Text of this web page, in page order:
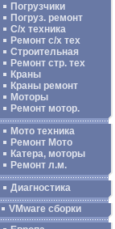
Погрузчики
Погруз. ремонт
С/х техника
Ремонт с/х тех
Строительная
Ремонт стр. тех
Краны
Краны ремонт
Моторы
Ремонт мотор.
Мото техника
Ремонт Мото
Катера, моторы
Ремонт л.м.
Диагностика
VMware сборки